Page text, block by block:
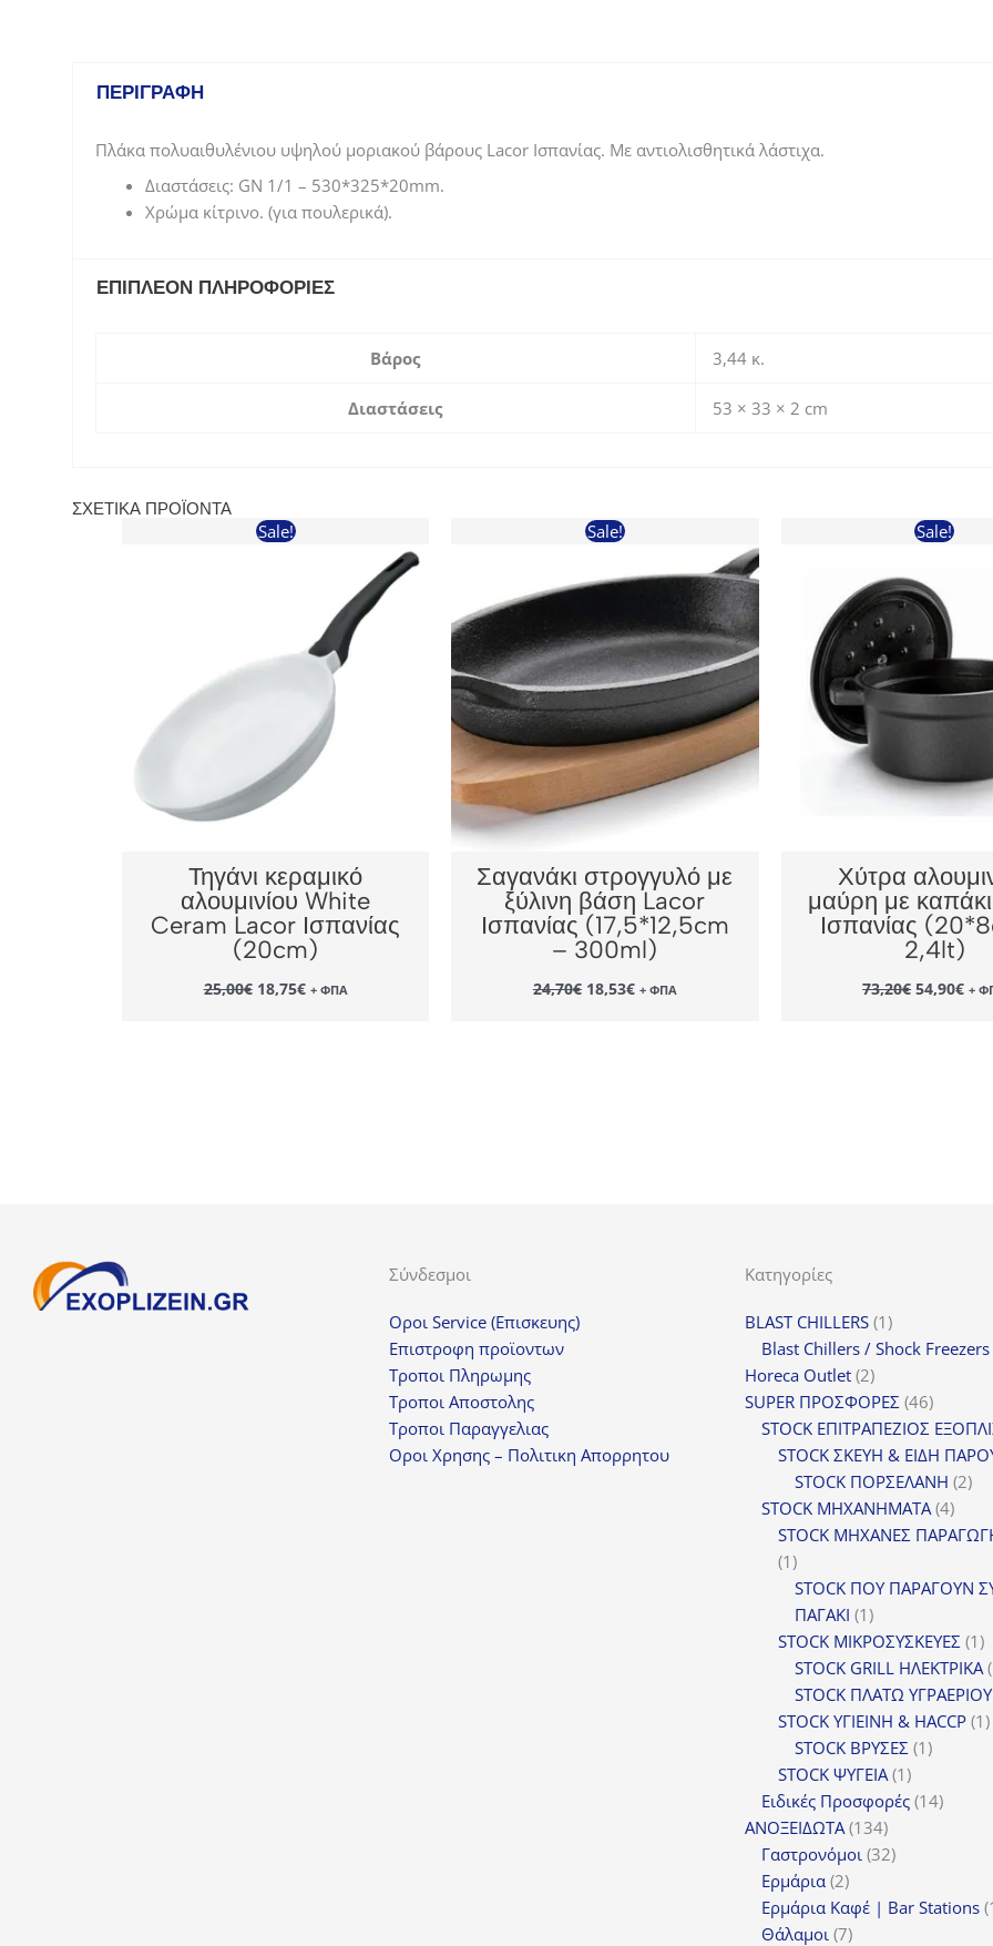
ΠΕΡΙΓΡΑΦΉ
Πλάκα πολυαιθυλένιου υψηλού μοριακού βάρους Lacor Ισπανίας. Με αντιολισθητικά λάστιχα.
Διαστάσεις: GN 1/1 – 530*325*20mm.
Χρώμα κίτρινο. (για πουλερικά).
ΕΠΙΠΛΈΟΝ ΠΛΗΡΟΦΟΡΊΕΣ
Βάρος 3,44 κ.
Διαστάσεις 53 × 33 × 2 cm
ΣΧΕΤΙΚΆ ΠΡΟΪΌΝΤΑ
Sale!
Τηγάνι κεραμικό
αλουμινίου White
Ceram Lacor Ισπανίας
(20cm)
25,00€ Original
price
18,75€Η
τρέχουσα
+ ΦΠΑ
Sale!
Σαγανάκι στρογγυλό με
ξύλινη βάση Lacor
Ισπανίας (17,5*12,5cm
– 300ml)
24,70€ Original
price
18,53€Η
τρέχουσα
+ ΦΠΑ
Sale!
Χύτρα
μαύρη με
Ισπανίας
2,4lt)
73,20€ Original
price
54,90€Η+
Σύνδεσμοι
Οροι Service (Επισκευης)
Επιστροφη προϊοντων
Τροποι Πληρωμης
Τροποι Αποστολης
Τροποι Παραγγελιας
Οροι Χρησης – Πολιτικη Απορρητου
Κατηγορίες
BLAST CHILLERS 11
προϊόν
Blast Chillers / Shock Freezers
Horeca Outlet 22
προϊόντα
SUPER ΠΡΟΣΦΟΡΕΣ 4646
STOCK ΕΠΙΤΡΑΠΕΖΙΟΣ
STOCK ΣΚΕΥΗ & ΕΙΔΗ
STOCK ΠΟΡΣΕΛΑΝΗ 22
STOCK ΜΗΧΑΝΗΜΑΤΑ 44
STOCK ΜΗΧΑΝΕΣ
11
προϊόν
STOCK ΠΟΥ ΠΑΡΑΓΟΥΝ
ΠΑΓΑΚΙ 11
προϊόν
STOCK ΜΙΚΡΟΣΥΣΚΕΥΕΣ 11
STOCK GRILL ΗΛΕΚΤΡΙΚΑ
STOCK ΠΛΑΤΩ ΥΓΡΑΕΡΙΟΥ
STOCK ΥΓΙΕΙΝΗ & HACCP 11
STOCK ΒΡΥΣΕΣ 11
STOCK ΨΥΓΕΙΑ 11
προϊόν
Ειδικές Προσφορές 1414
ΑΝΟΞΕΙΔΩΤΑ 134134
προϊόντα
Γαστρονόμοι 3232
Ερμάρια 22
προϊόντα
Ερμάρια Καφέ | Bar Stations
Θάλαμοι 77